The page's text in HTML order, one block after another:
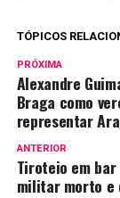
TÓPICOS
PRÓXIMA
Alexandre
Braga como
representar
ANTERIOR
Tiroteio em
militar morto e